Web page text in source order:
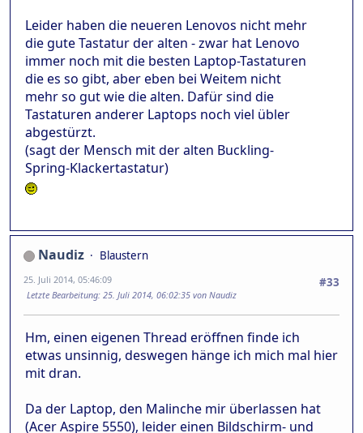
Leider haben die neueren Lenovos nicht mehr
die gute Tastatur der alten - zwar hat Lenovo
immer noch mit die besten Laptop-Tastaturen
die es so gibt, aber eben bei Weitem nicht
mehr so gut wie die alten. Dafür sind die
Tastaturen anderer Laptops noch viel übler
abgestürzt.
(sagt der Mensch mit der alten Buckling-
Spring-Klackertastatur)
Naudiz
Blaustern
#33
25. Juli 2014, 05:46:09
Letzte Bearbeitung: 25. Juli 2014, 06:02:35 von Naudiz
Hm, einen eigenen Thread eröffnen finde ich
etwas unsinnig, deswegen hänge ich mich mal hier
mit dran.
Da der Laptop, den Malinche mir überlassen hat
(Acer Aspire 5550), leider einen Bildschirm- und